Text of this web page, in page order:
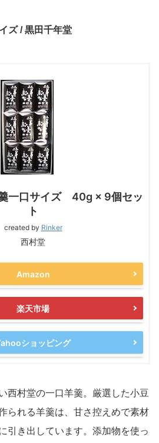
ズ / 黒田千年堂
一口サイズ 40g × 9個セッ
ト
created by Rinker
西村堂
Amazon
楽天市場
ショッピング
西村堂の一口羊羹。厳選した小豆
られる羊羹は、甘さ控えめで素材
引き出しています。添加物を使っ